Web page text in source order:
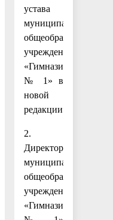
устава
муниципального
общеобразовательного
учреждения
«Гимназия
№ 1» в
новой
редакции».
2.
Директору
муниципального
общеобразовательного
учреждения
«Гимназия